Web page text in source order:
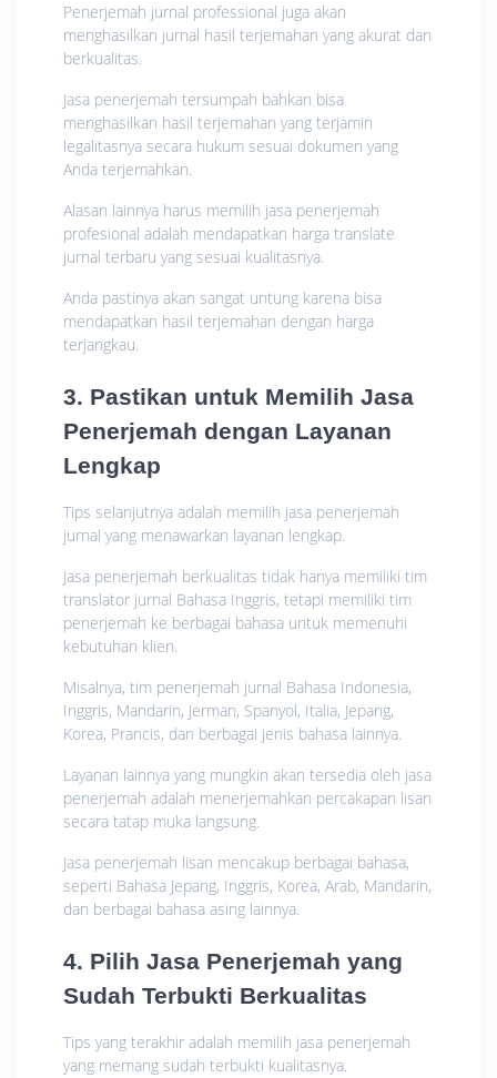
Penerjemah jurnal professional juga akan
menghasilkan jurnal hasil terjemahan yang akurat dan
berkualitas.
Jasa penerjemah tersumpah bahkan bisa
menghasilkan hasil terjemahan yang terjamin
legalitasnya secara hukum sesuai dokumen yang
Anda terjemahkan.
Alasan lainnya harus memilih jasa penerjemah
profesional adalah mendapatkan harga translate
jurnal terbaru yang sesuai kualitasnya.
Anda pastinya akan sangat untung karena bisa
mendapatkan hasil terjemahan dengan harga
terjangkau.
3. Pastikan untuk Memilih Jasa
Penerjemah dengan Layanan
Lengkap
Tips selanjutnya adalah memilih jasa penerjemah
jurnal yang menawarkan layanan lengkap.
Jasa penerjemah berkualitas tidak hanya memiliki tim
translator jurnal Bahasa Inggris, tetapi memiliki tim
penerjemah ke berbagai bahasa untuk memenuhi
kebutuhan klien.
Misalnya, tim penerjemah jurnal Bahasa Indonesia,
Inggris, Mandarin, Jerman, Spanyol, Italia, Jepang,
Korea, Prancis, dan berbagai jenis bahasa lainnya.
Layanan lainnya yang mungkin akan tersedia oleh jasa
penerjemah adalah menerjemahkan percakapan lisan
secara tatap muka langsung.
Jasa penerjemah lisan mencakup berbagai bahasa,
seperti Bahasa Jepang, Inggris, Korea, Arab, Mandarin,
dan berbagai bahasa asing lainnya.
4. Pilih Jasa Penerjemah yang
Sudah Terbukti Berkualitas
Tips yang terakhir adalah memilih jasa penerjemah
yang memang sudah terbukti kualitasnya.